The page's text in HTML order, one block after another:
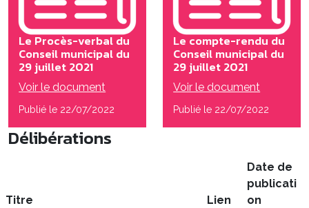
Le Procès-verbal du
Conseil municipal du
29 juillet 2021
Voir le document
Publié le 22/07/2022
Le compte-rendu du
Conseil municipal du
29 juillet 2021
Voir le document
Publié le 22/07/2022
Délibérations
Titre Lien
Date de
publicati
on